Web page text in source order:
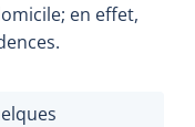
en effet,